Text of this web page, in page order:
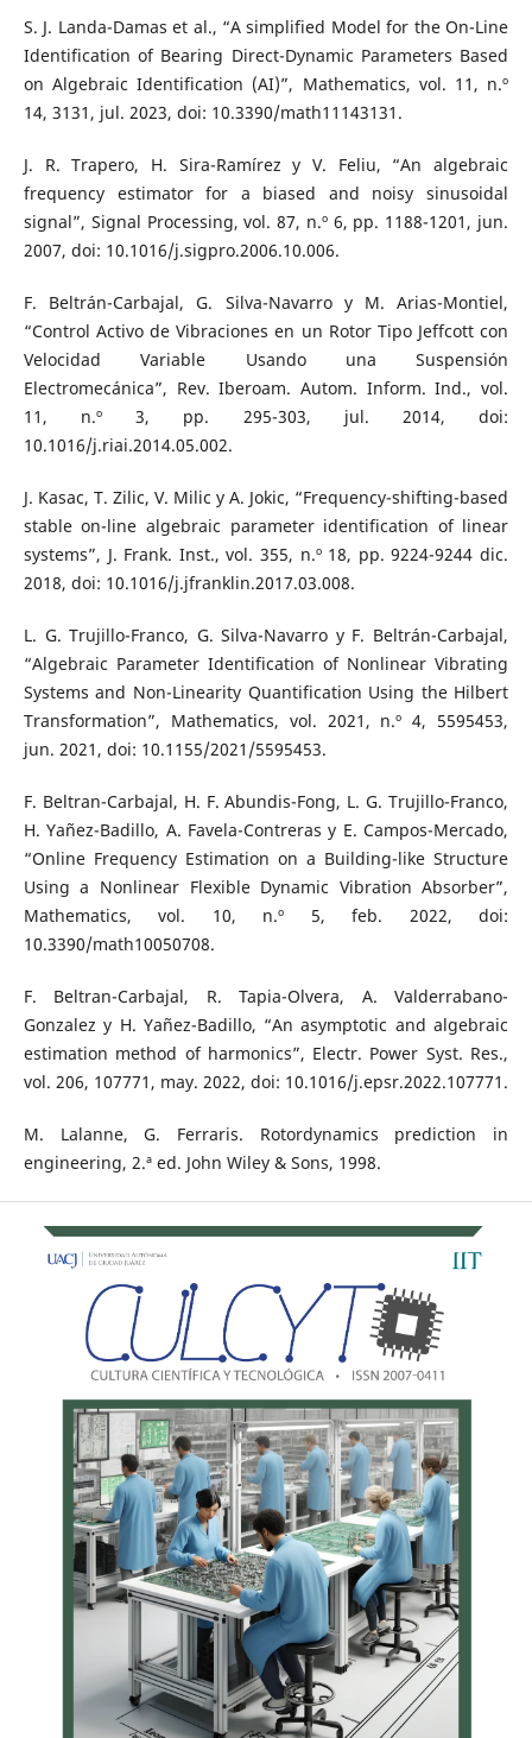
S. J. Landa-Damas et al., “A simplified Model for the On-Line
Identification of Bearing Direct-Dynamic Parameters Based
on Algebraic Identification (AI)”, Mathematics, vol. 11, n.º
14, 3131, jul. 2023, doi: 10.3390/math11143131.
J. R. Trapero, H. Sira-Ramírez y V. Feliu, “An algebraic
frequency estimator for a biased and noisy sinusoidal
signal”, Signal Processing, vol. 87, n.º 6, pp. 1188-1201, jun.
2007, doi: 10.1016/j.sigpro.2006.10.006.
F. Beltrán-Carbajal, G. Silva-Navarro y M. Arias-Montiel,
“Control Activo de Vibraciones en un Rotor Tipo Jeffcott con
Velocidad Variable Usando una Suspensión
Electromecánica”, Rev. Iberoam. Autom. Inform. Ind., vol.
11, n.º 3, pp. 295-303, jul. 2014, doi:
10.1016/j.riai.2014.05.002.
J. Kasac, T. Zilic, V. Milic y A. Jokic, “Frequency-shifting-based
stable on-line algebraic parameter identification of linear
systems”, J. Frank. Inst., vol. 355, n.º 18, pp. 9224-9244 dic.
2018, doi: 10.1016/j.jfranklin.2017.03.008.
L. G. Trujillo-Franco, G. Silva-Navarro y F. Beltrán-Carbajal,
“Algebraic Parameter Identification of Nonlinear Vibrating
Systems and Non-Linearity Quantification Using the Hilbert
Transformation”, Mathematics, vol. 2021, n.º 4, 5595453,
jun. 2021, doi: 10.1155/2021/5595453.
F. Beltran-Carbajal, H. F. Abundis-Fong, L. G. Trujillo-Franco,
H. Yañez-Badillo, A. Favela-Contreras y E. Campos-Mercado,
“Online Frequency Estimation on a Building-like Structure
Using a Nonlinear Flexible Dynamic Vibration Absorber”,
Mathematics, vol. 10, n.º 5, feb. 2022, doi:
10.3390/math10050708.
F. Beltran-Carbajal, R. Tapia-Olvera, A. Valderrabano-
Gonzalez y H. Yañez-Badillo, “An asymptotic and algebraic
estimation method of harmonics”, Electr. Power Syst. Res.,
vol. 206, 107771, may. 2022, doi: 10.1016/j.epsr.2022.107771.
M. Lalanne, G. Ferraris. Rotordynamics prediction in
engineering, 2.ª ed. John Wiley & Sons, 1998.